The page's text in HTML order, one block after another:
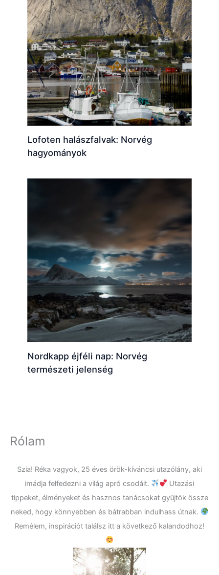
Lofoten halászfalvak: Norvég
hagyományok
Nordkapp éjféli nap: Norvég
természeti jelenség
Rólam
Szia! Réka vagyok, 25 éves örök-kíváncsi utazólány, aki
imádja felfedezni a világ apró csodáit.
Utazási
tippeket, élményeket és hasznos tanácsokat gyűjtök össze
neked, hogy könnyebben és bátrabban indulhass útnak.
Remélem, inspirációt találsz itt a következő kalandodhoz!